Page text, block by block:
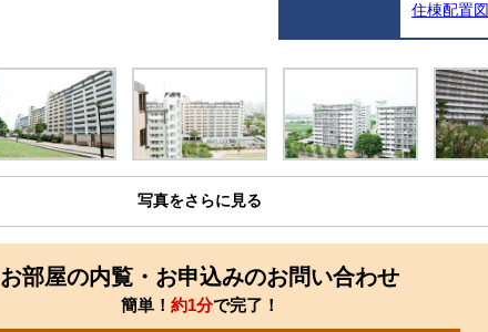
住棟配置図
写真をさらに見る
お部屋の内覧・お申込みのお問い合わせ
簡単！ 約1分で完了！